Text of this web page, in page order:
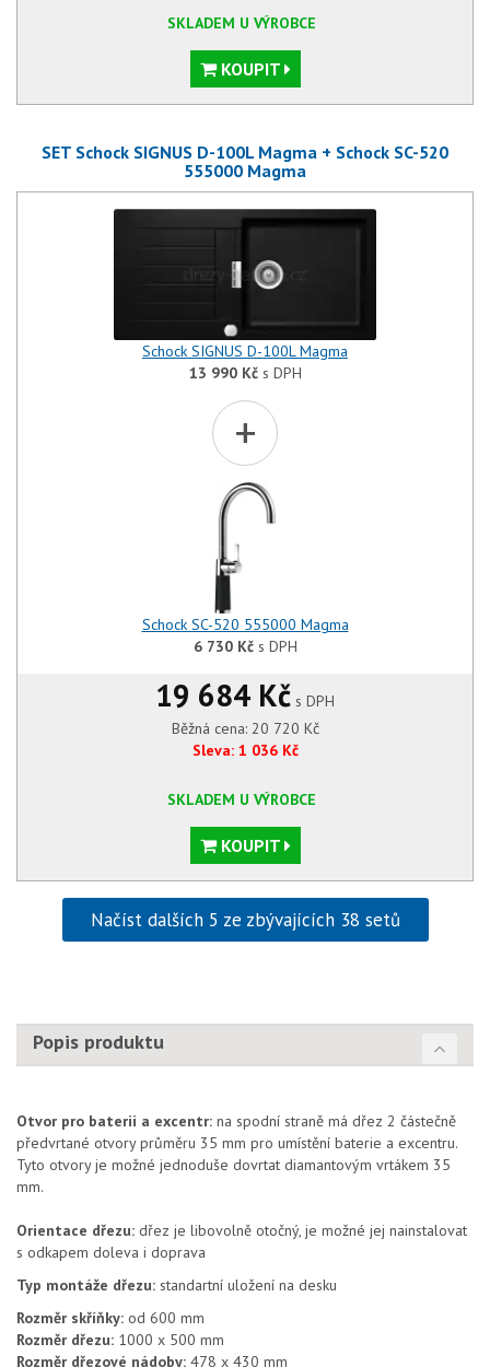
SKLADEM U VÝROBCE
KOUPIT
SET Schock SIGNUS D-100L Magma + Schock SC-520
555000 Magma
Schock SIGNUS D-100L Magma
13 990 Kčs DPH
+
Schock SC-520 555000 Magma
6 730 Kčs DPH
19 684 Kč s DPH
Běžná cena: 20 720 Kč
Sleva: 1 036 Kč
SKLADEM U VÝROBCE
KOUPIT
Načíst dalších 5 ze zbývajících 38 setů
Popis produktu
Otvor pro baterii a excentr: na spodní straně má dřez 2 částečně
předvrtané otvory průměru 35 mm pro umístění baterie a excentru.
Tyto otvory je možné jednoduše dovrtat diamantovým vrtákem 35
mm.
Orientace dřezu: dřez je libovolně otočný, je možné jej nainstalovat
s odkapem doleva i doprava
Typ montáže dřezu: standartní uložení na desku
Rozměr skříňky: od 600 mm
Rozměr dřezu: 1000 x 500 mm
Rozměr dřezové nádoby: 478 x 430 mm